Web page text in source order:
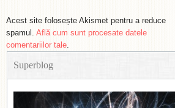
Acest site folosește Akismet pentru a reduce
spamul. Află cum sunt procesate datele
comentariilor tale.
Superblog